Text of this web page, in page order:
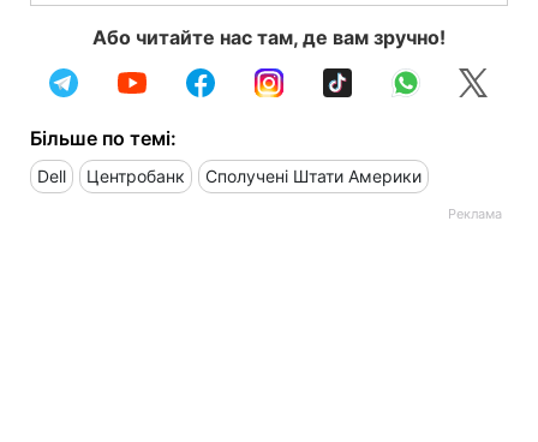
Або читайте нас там, де вам зручно!
Більше по темі:
Dell Центробанк Сполучені Штати Америки